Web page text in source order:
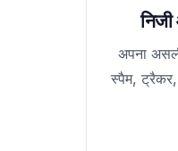
अपना
स्पैम,